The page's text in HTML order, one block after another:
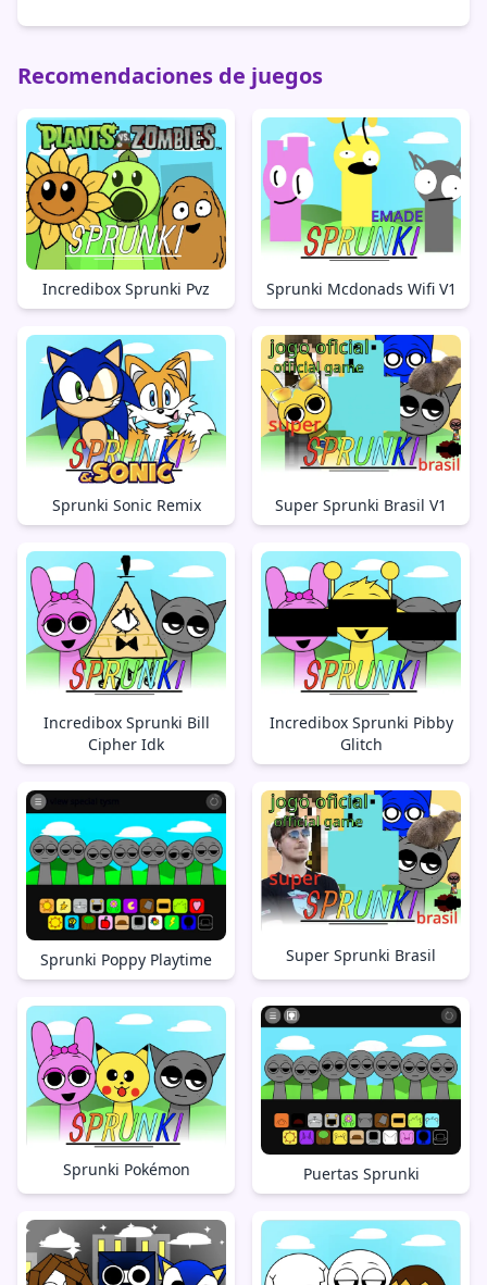
Recomendaciones de juegos
Incredibox Sprunki Pvz Sprunki Mcdonads Wifi V1
Sprunki Sonic Remix Super Sprunki Brasil V1
Incredibox Sprunki Bill
Cipher Idk
Incredibox Sprunki Pibby
Glitch
Sprunki Poppy Playtime Super Sprunki Brasil
Sprunki Pokémon Puertas Sprunki